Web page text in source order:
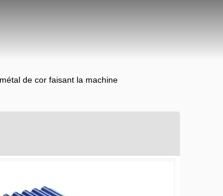
de cor faisant la machine